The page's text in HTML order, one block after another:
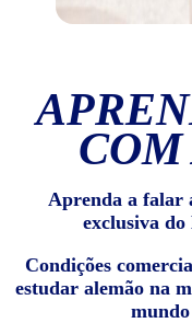
Aprenda a falar
exclusiva
Condições
estudar alemão na